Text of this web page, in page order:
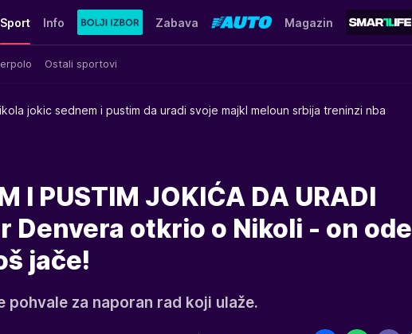
Sport
Ostali sportovi
Info Zabava Magazin
jokic sednem i pustim da uradi svoje majkl meloun srbija treninzi nba
I PUSTIM JOKIĆA DA URADI
Denvera otkrio o Nikoli - on ode
jače!
za naporan rad koji ulaže.